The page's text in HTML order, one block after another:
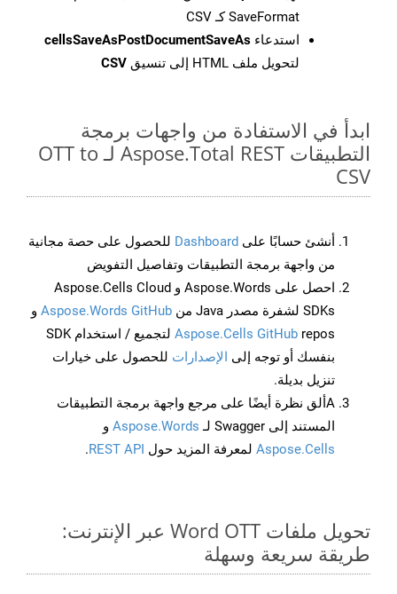
SaveFormat كـ CSV
استدعاء cellsSaveAsPostDocumentSaveAs
لتحويل ملف HTML إلى تنسيق
CSV
ابدأ في الاستفادة من واجهات برمجة
التطبيقات Aspose.Total REST لـ OTT to
CSV
أنشئ حسابًا على Dashboard للحصول على حصة مجانية
من واجهة برمجة التطبيقات وتفاصيل التفويض
احصل على Aspose.Words و Aspose.Cells Cloud
SDKs لشفرة مصدر Java من
Aspose.Words GitHub و
Aspose.Cells GitHub
repos لتجميع / استخدام SDK
بنفسك أو توجه إلى الإصدارات للحصول على خيارات
تنزيل بديلة.
Aألق نظرة أيضًا على مرجع واجهة برمجة التطبيقات
المستند إلى Swagger لـ
Aspose.Words و
Aspose.Cells لمعرفة المزيد حول REST API
.
تحويل ملفات Word OTT عبر الإنترنت:
طريقة سريعة وسهلة